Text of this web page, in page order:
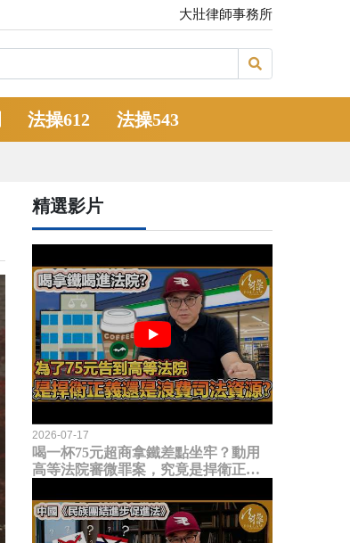
大壯律師事務所
法操612 法操543
精選影片
2026-07-17
喝一杯75元超商拿鐵差點坐牢？動用
高等法院審微罪案，究竟是捍衛正義